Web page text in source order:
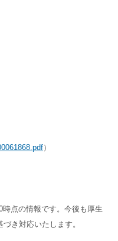
）
点の情報です。今後も厚生
き対応いたします。